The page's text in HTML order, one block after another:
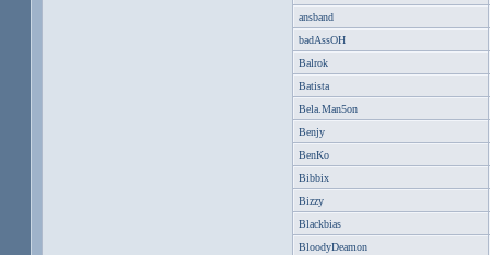
ansband
badAssOH
Balrok
Batista
Bela.Man5on
Benjy
BenKo
Bibbix
Bizzy
Blackbias
BloodyDeamon